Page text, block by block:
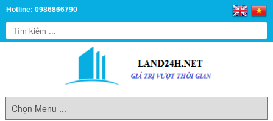
Hotline: 0986866790